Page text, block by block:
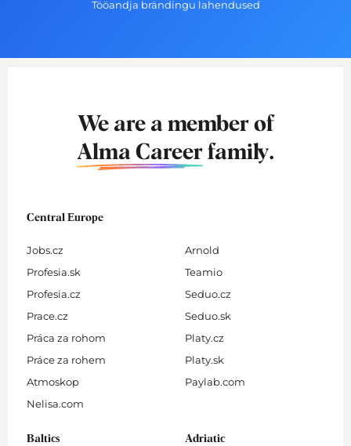
Tööandja brändingu lahendused
We are a member of
Alma Career family.
Central Europe
Jobs.cz
Profesia.sk
Profesia.cz
Prace.cz
Práca za rohom
Práce za rohem
Atmoskop
Nelisa.com
Arnold
Teamio
Seduo.cz
Seduo.sk
Platy.cz
Platy.sk
Paylab.com
Baltics Adriatic